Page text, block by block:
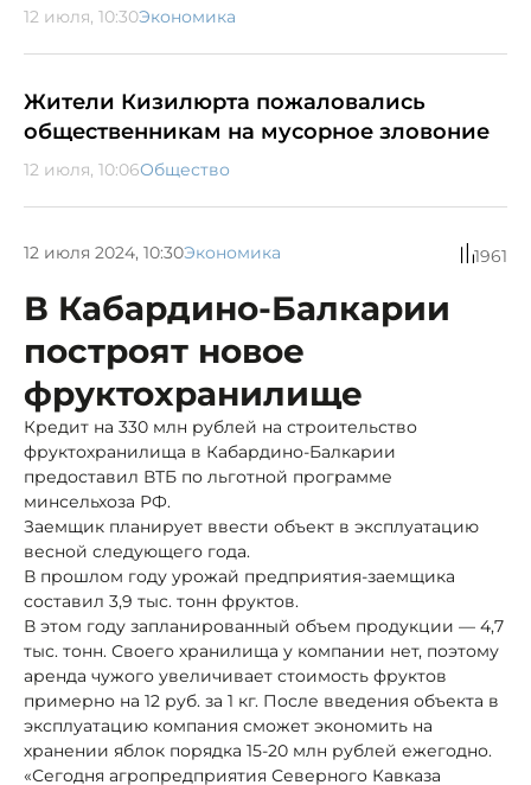
12 июля, 10:30Экономика
Жители Кизилюрта пожаловались
общественникам на мусорное зловоние
12 июля, 10:06Общество
12 июля 2024, 10:30Экономика 1961
В Кабардино-Балкарии
построят новое
фруктохранилище
Кредит на 330 млн рублей на строительство
фруктохранилища в Кабардино-Балкарии
предоставил ВТБ по льготной программе
минсельхоза РФ.
Заемщик планирует ввести объект в эксплуатацию
весной следующего года.
В прошлом году урожай предприятия-заемщика
составил 3,9 тыс. тонн фруктов.
В этом году запланированный объем продукции — 4,7
тыс. тонн. Своего хранилища у компании нет, поэтому
аренда чужого увеличивает стоимость фруктов
примерно на 12 руб. за 1 кг. После введения объекта в
эксплуатацию компания сможет экономить на
хранении яблок порядка 15-20 млн рублей ежегодно.
«Сегодня агропредприятия Северного Кавказа